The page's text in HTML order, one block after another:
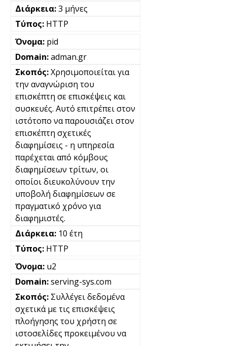
3 μήνες
HTTP
pid
adman.gr
Χρησιμοποιείται για
την αναγνώριση του
επισκέπτη σε επισκέψεις και
συσκευές. Αυτό επιτρέπει στον
ιστότοπο να παρουσιάζει στον
επισκέπτη σχετικές
διαφημίσεις - η υπηρεσία
παρέχεται από κόμβους
διαφημίσεων τρίτων, οι
οποίοι διευκολύνουν την
υποβολή διαφημίσεων σε
πραγματικό χρόνο για
διαφημιστές.
10 έτη
HTTP
u2
serving-sys.com
Συλλέγει δεδομένα
σχετικά με τις επισκέψεις
πλοήγησης του χρήστη σε
ιστοσελίδες προκειμένου να